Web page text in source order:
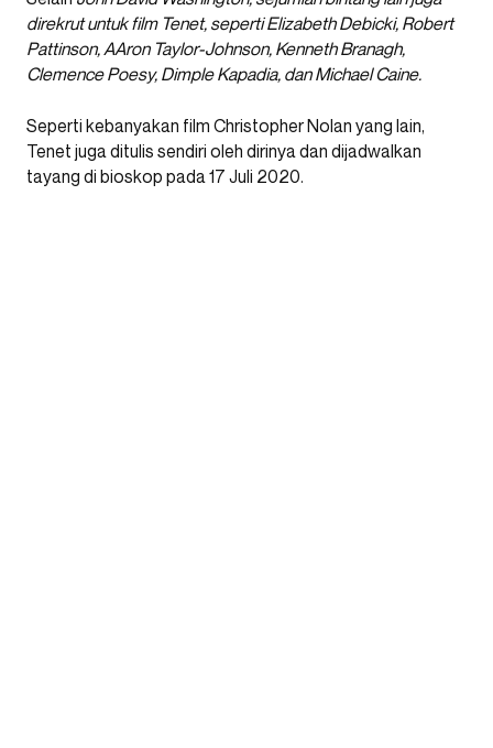
direkrut untuk film Tenet, seperti Elizabeth Debicki, Robert
Pattinson, AAron Taylor-Johnson, Kenneth Branagh,
Clemence Poesy, Dimple Kapadia, dan Michael Caine.
Seperti kebanyakan film Christopher Nolan yang lain,
Tenet juga ditulis sendiri oleh dirinya dan dijadwalkan
tayang di bioskop pada 17 Juli 2020.